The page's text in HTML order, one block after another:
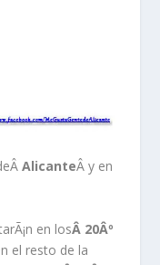
AlicanteÂ y en
en losÂ 20Âº
el resto de la